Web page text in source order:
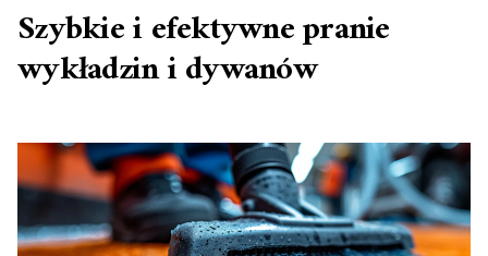
Szybkie i efektywne pranie
wykładzin i dywanów